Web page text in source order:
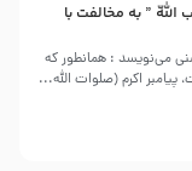
اللّه ” به مخالفت با
خفاجی مصری عالم بزرگ سنی می‌نویسد : همانطور که
پیامبر اکرم (صلوات اللّه...